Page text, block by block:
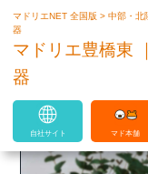
マ
マドリエNET 全国版>中部・
器
マドリエ豊橋東
器
自社サイト マド本舗